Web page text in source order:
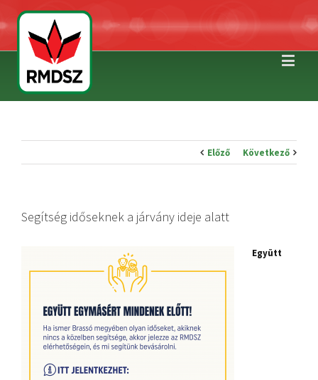
Előző Következő
Segítség időseknek a járvány ideje alatt
Együtt